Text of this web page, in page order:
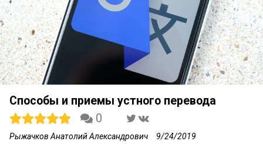
Способы и приемы устного перевода
0
Рыжачков Анатолий Александрович 9/24/2019